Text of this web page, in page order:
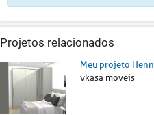
Projetos relacionados
Meu projeto Henn
vkasa moveis